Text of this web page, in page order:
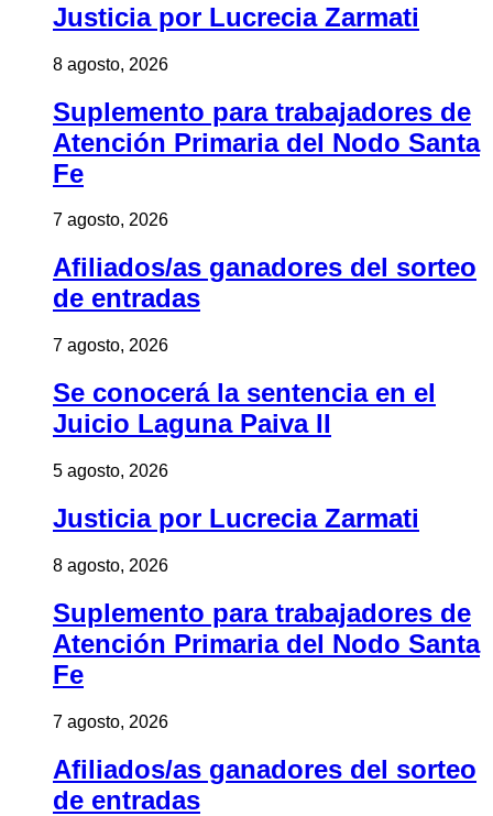
Justicia por Lucrecia Zarmati
8 agosto, 2026
Suplemento para trabajadores de
Atención Primaria del Nodo Santa
Fe
7 agosto, 2026
Afiliados/as ganadores del sorteo
de entradas
7 agosto, 2026
Se conocerá la sentencia en el
Juicio Laguna Paiva II
5 agosto, 2026
Justicia por Lucrecia Zarmati
8 agosto, 2026
Suplemento para trabajadores de
Atención Primaria del Nodo Santa
Fe
7 agosto, 2026
Afiliados/as ganadores del sorteo
de entradas